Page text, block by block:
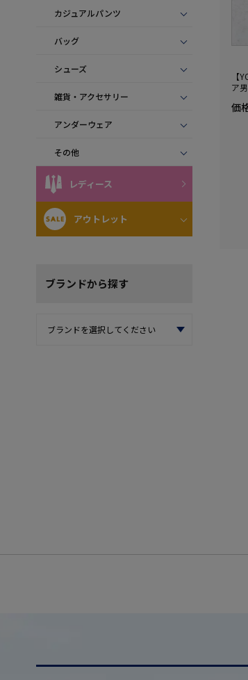
カジュアルパンツ
バッグ
シューズ
雑貨・アクセサリー
アンダーウェア
その他
レディース
アウトレット
ブランドから探す
【
ア
(R)
価